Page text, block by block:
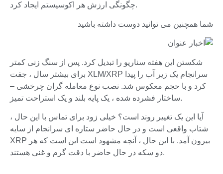
چگونگی ارزش هر اکوسیستم ایجاد کرد.
شما همچنین می توانید دوست داشته باشید
شکستن این هفته سناریو را تبدیل کرد. پس از سنگ زنی کمتر
برای بیشتر سال ، جفت XLM/XRP سرانجام یک زیر آب را پیدا
کرد و با حجم معکوس شد. نصب نوع معامله گران چرخشی –
ساختار فشرده شده ، یک پایه بلند و یک استراحت تمیز.
آیا این یک تغییر روند است؟ خیلی زود برای تماس با این حال ،
شتاب واقعی است و در حال حاضر ستاره ای سرانجام از سایه
XRP بیرون آمد. با این حال ، آنچه مشهود است این است که هر
دو سکه در حال حاضر با دقت گرم و غنی هستند.